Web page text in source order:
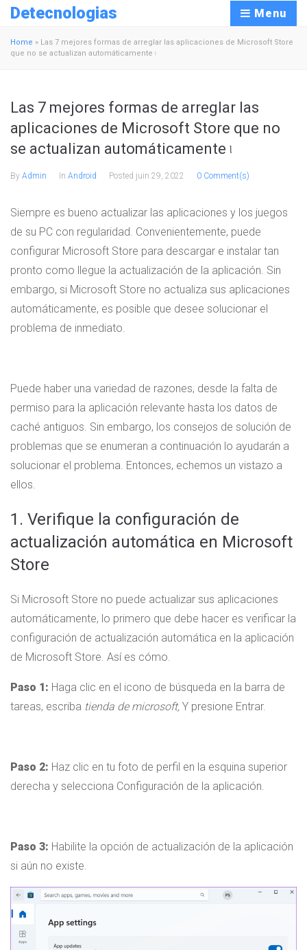
Detecnologias Menu
Home » Las 7 mejores formas de arreglar las aplicaciones de Microsoft Store
que no se actualizan automáticamente ৷
Las 7 mejores formas de arreglar las
aplicaciones de Microsoft Store que no
se actualizan automáticamente ৷
By Admin In Android Posted juin 29, 2022 0 Comment(s)
Siempre es bueno actualizar las aplicaciones y los juegos
de su PC con regularidad. Convenientemente, puede
configurar Microsoft Store para descargar e instalar tan
pronto como llegue la actualización de la aplicación. Sin
embargo, si Microsoft Store no actualiza sus aplicaciones
automáticamente, es posible que desee solucionar el
problema de inmediato.
Puede haber una variedad de razones, desde la falta de
permiso para la aplicación relevante hasta los datos de
caché antiguos. Sin embargo, los consejos de solución de
problemas que se enumeran a continuación lo ayudarán a
solucionar el problema. Entonces, echemos un vistazo a
ellos.
1. Verifique la configuración de
actualización automática en Microsoft
Store
Si Microsoft Store no puede actualizar sus aplicaciones
automáticamente, lo primero que debe hacer es verificar la
configuración de actualización automática en la aplicación
de Microsoft Store. Así es cómo.
Paso 1: Haga clic en el icono de búsqueda en la barra de
tareas, escriba tienda de microsoft, Y presione Entrar.
Paso 2: Haz clic en tu foto de perfil en la esquina superior
derecha y selecciona Configuración de la aplicación.
Paso 3: Habilite la opción de actualización de la aplicación
si aún no existe.